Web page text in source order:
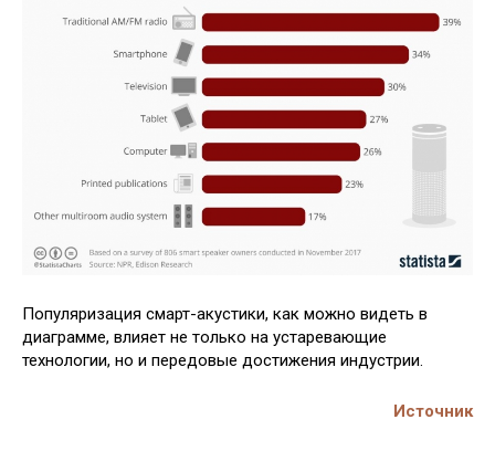
Популяризация смарт-акустики, как можно видеть в
диаграмме, влияет не только на устаревающие
технологии, но и передовые достижения индустрии.
Источник